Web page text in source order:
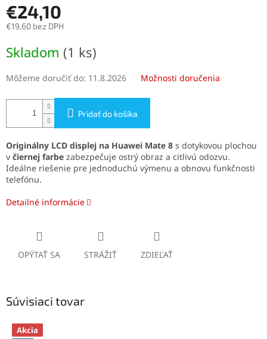
€24,10
€19,60 bez DPH
cena:
Skladom (1 ks)
Môžeme doručiť do: 11.8.2026 Možnosti doručenia
Pridať do košíka
Originálny LCD displej na Huawei Mate 8 s dotykovou plochou
v čiernej farbe zabezpečuje ostrý obraz a citlivú odozvu.
Ideálne riešenie pre jednoduchú výmenu a obnovu funkčnosti
telefónu.
Detailné informácie
OPÝTAŤ SA STRÁŽIŤ ZDIEĽAŤ
Súvisiaci tovar
Akcia